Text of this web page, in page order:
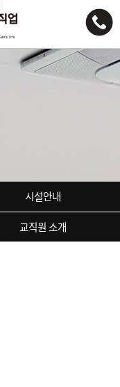
시설안내
교직원 소개